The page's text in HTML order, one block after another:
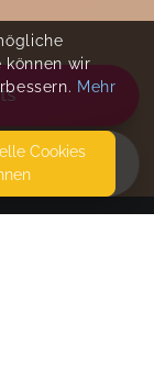
können wir
Mehr
Cookies